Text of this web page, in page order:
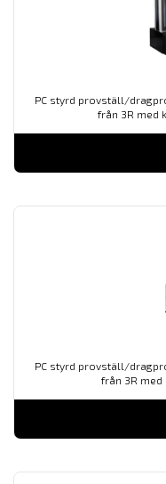
PC styrd provställ/
från 3R med
PC styrd provställ/
från 3R